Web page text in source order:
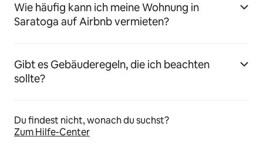
Wie häufig kann ich meine Wohnung in
Saratoga auf Airbnb vermieten?
Gibt es Gebäuderegeln, die ich beachten
sollte?
Du findest nicht, wonach du suchst?
Zum Hilfe-Center